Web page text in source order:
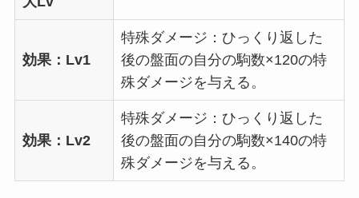
効果：Lv1
特殊ダメージ：ひっくり返した
後の盤面の自分の駒数×120の特
殊ダメージを与える。
効果：Lv2
特殊ダメージ：ひっくり返した
後の盤面の自分の駒数×140の特
殊ダメージを与える。